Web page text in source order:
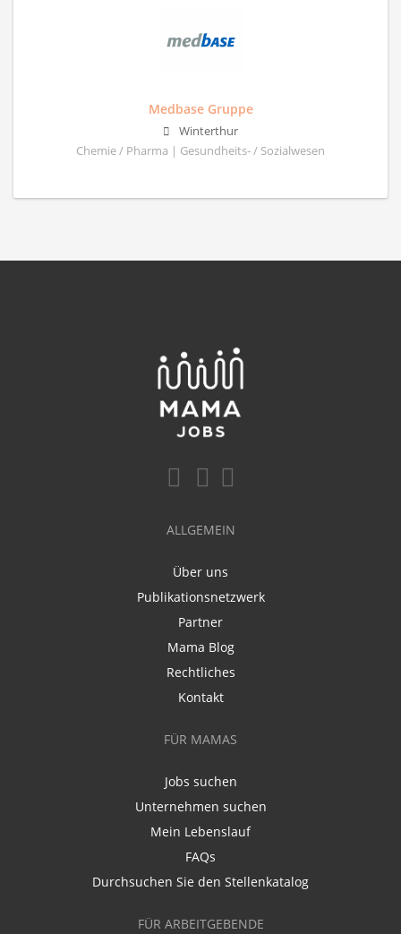
Medbase Gruppe
Winterthur
Chemie / Pharma | Gesundheits- / Sozialwesen
ALLGEMEIN
Über uns
Publikationsnetzwerk
Partner
Mama Blog
Rechtliches
Kontakt
FÜR MAMAS
Jobs suchen
Unternehmen suchen
Mein Lebenslauf
FAQs
Durchsuchen Sie den Stellenkatalog
FÜR ARBEITGEBENDE